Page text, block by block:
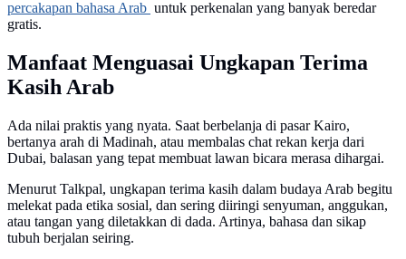
percakapan bahasa Arab untuk perkenalan yang banyak beredar
gratis.
Manfaat Menguasai Ungkapan Terima
Kasih Arab
Ada nilai praktis yang nyata. Saat berbelanja di pasar Kairo,
bertanya arah di Madinah, atau membalas chat rekan kerja dari
Dubai, balasan yang tepat membuat lawan bicara merasa dihargai.
Menurut Talkpal, ungkapan terima kasih dalam budaya Arab begitu
melekat pada etika sosial, dan sering diiringi senyuman, anggukan,
atau tangan yang diletakkan di dada. Artinya, bahasa dan sikap
tubuh berjalan seiring.